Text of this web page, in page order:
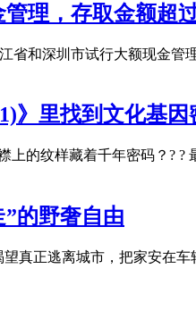
理，存取金额超
省和深圳市试行大额现金
》里找到文化基因
上的纹样藏着千年密码？?
的野奢自由
真正逃离城市，把家安在